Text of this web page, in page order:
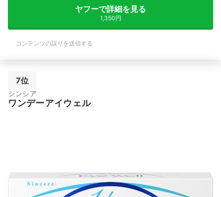
ヤフーで詳細を見る
1,350円
コンテンツの誤りを送信する
7位
シンシア
ワンデーアイウェル